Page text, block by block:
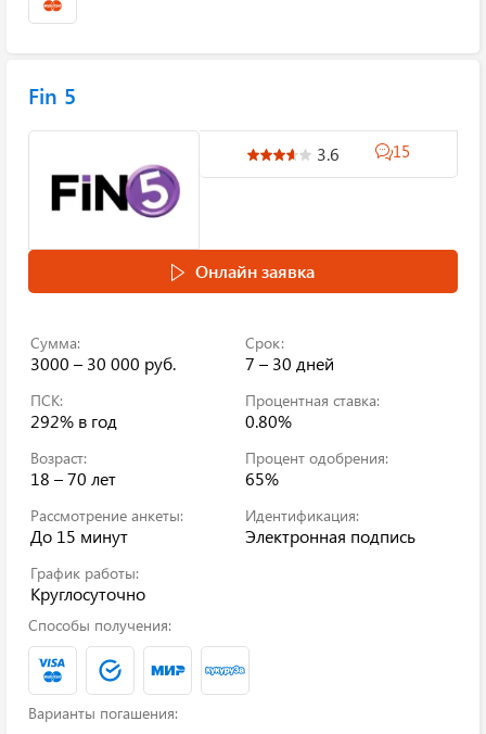
Fin 5
3.6 15
Онлайн заявка
Сумма:
3000 – 30 000 руб.
Срок:
7 – 30 дней
ПСК:
292% в год
Процентная ставка:
0.80%
Возраст:
18 – 70 лет
Процент одобрения:
65%
Рассмотрение анкеты:
До 15 минут
Идентификация:
Электронная подпись
График работы:
Круглосуточно
Способы получения:
Варианты погашения: